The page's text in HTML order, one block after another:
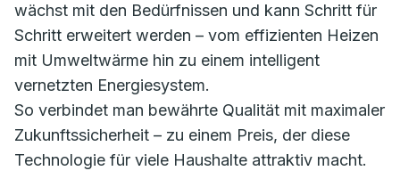
wächst mit den Bedürfnissen und kann Schritt für
Schritt erweitert werden – vom effizienten Heizen
mit Umweltwärme hin zu einem intelligent
vernetzten Energiesystem.
So verbindet man bewährte Qualität mit maximaler
Zukunftssicherheit – zu einem Preis, der diese
Technologie für viele Haushalte attraktiv macht.